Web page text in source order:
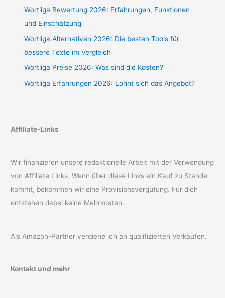
Wortliga Bewertung 2026: Erfahrungen, Funktionen
und Einschätzung
Wortliga Alternativen 2026: Die besten Tools für
bessere Texte im Vergleich
Wortliga Preise 2026: Was sind die Kosten?
Wortliga Erfahrungen 2026: Lohnt sich das Angebot?
Affiliate-Links
Wir finanzieren unsere redaktionelle Arbeit mit der Verwendung
von Affiliate Links. Wenn über diese Links ein Kauf zu Stande
kommt, bekommen wir eine Provisionsvergütung. Für dich
entstehen dabei keine Mehrkosten.
Als Amazon-Partner verdiene ich an qualifizierten Verkäufen.
Kontakt und mehr